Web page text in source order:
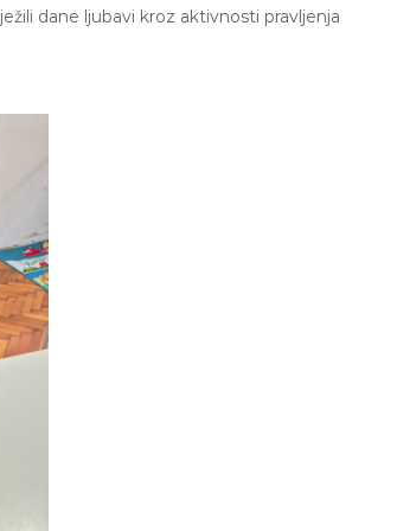
dane ljubavi kroz aktivnosti pravljenja